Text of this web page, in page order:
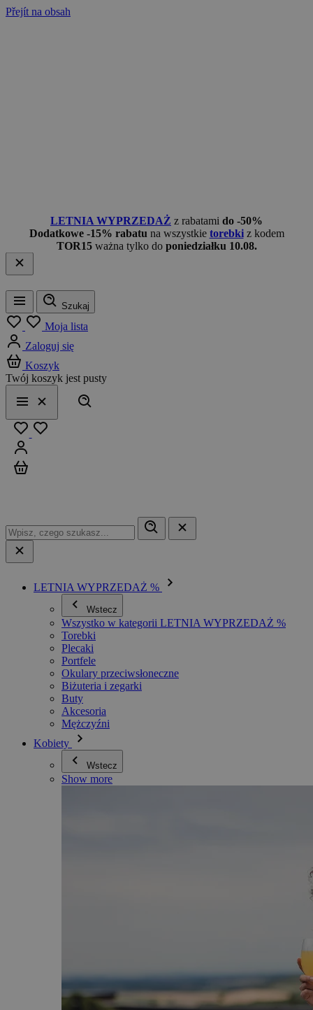
Přejít na obsah
LETNIA WYPRZEDAŻ z rabatami do -50%
Dodatkowe -15% rabatu na wszystkie torebkiz kodem
TOR15 ważna tylko do poniedziałku 10.08.
Menu
Szukaj
Moja lista
Zaloguj się
Koszyk
Twój koszyk jest pusty
Menu
Zamknij
LETNIA WYPRZEDAŻ %
Wstecz
Wszystko w kategorii LETNIA WYPRZEDAŻ %
Torebki
Plecaki
Portfele
Okulary przeciwsłoneczne
Biżuteria i zegarki
Buty
Akcesoria
Mężczyźni
Kobiety
Wstecz
Show more